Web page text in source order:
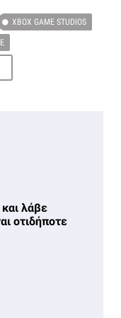
XBOX GAME STUDIOS
και λάβε
οτιδήποτε